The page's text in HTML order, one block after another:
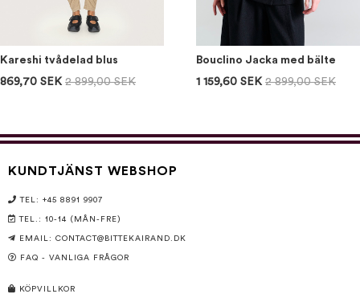
Kareshi tvådelad blus
869,70 SEK 2 899,00 SEK
Bouclino Jacka med bälte
1 159,60 SEK 2 899,00 SEK
KUNDTJÄNST WEBSHOP
TEL: +45 8891 9907
TEL.: 10-14 (MÅN-FRE)
EMAIL: CONTACT@BITTEKAIRAND.DK
FAQ - VANLIGA FRÅGOR
KÖPVILLKOR